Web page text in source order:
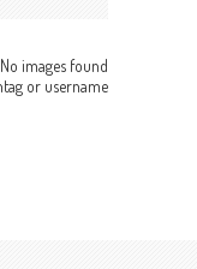
No images found!
or username